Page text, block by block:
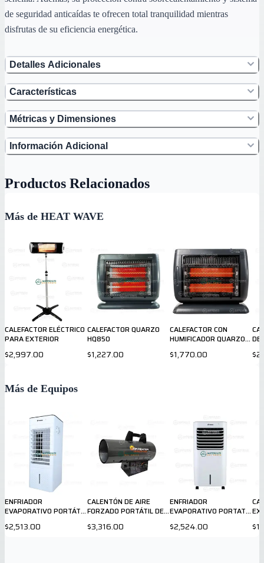
de seguridad anticaídas te ofrecen total tranquilidad mientras
disfrutas de su eficiencia energética.
Detalles Adicionales
Características
Métricas y Dimensiones
Información Adicional
Productos Relacionados
Más de HEAT WAVE
CALEFACTOR ELÉCTRICO
PARA EXTERIOR
$2,997.00
CALEFACTOR QUARZO
HQ850
$1,227.00
CALEFACTOR CON
HUMIFICADOR QUARZO
$1,770.00
DE
Más de Equipos
ENFRIADOR
EVAPORATIVO PORTÁTIL
F670P-HR
$2,513.00
CALENTÓN DE AIRE
FORZADO PORTÁTIL DE
$3,316.00
ENFRIADOR
EVAPORATIVO PORTATIL
$2,524.00